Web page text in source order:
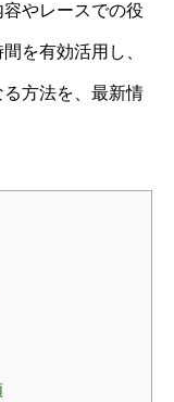
やレースでの役
を有効活用し、
方法を、最新情